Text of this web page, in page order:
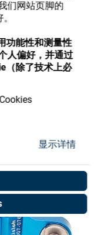
们网站页脚的
功能性和测量性
人偏好，并通过
（除了技术上必
显示详情